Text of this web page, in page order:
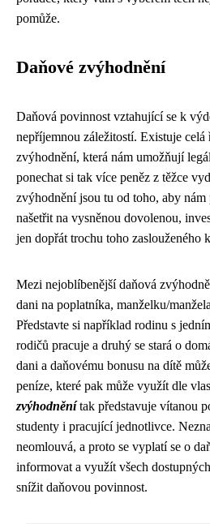
pomůže.
Daňové zvýhodnění
Daňová povinnost vztahující se k
nepříjemnou záležitostí. Existuje celá
zvýhodnění, která nám umožňují
ponechat si tak více peněz z těžce
zvýhodnění jsou tu od toho, aby
našetřit na vysněnou dovolenou,
jen dopřát trochu toho zaslouženého
Mezi nejoblíbenější daňová
dani na poplatníka, manželku/
Představte si například rodinu s
rodičů pracuje a druhý se stará o
dani a daňovému bonusu na dítě
peníze, které pak může využít dle
zvýhodněnítak představuje vítanou
studenty i pracující jednotlivce.
neomlouvá, a proto se vyplatí se o
informovat a využít všech
snížit daňovou povinnost.